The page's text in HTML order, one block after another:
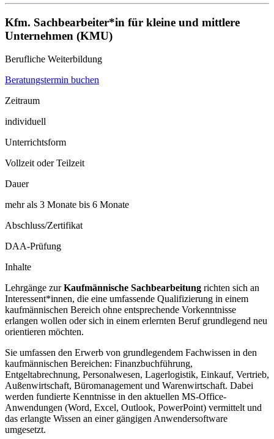
Kfm. Sachbearbeiter*in für kleine und mittlere
Unternehmen (KMU)
Berufliche Weiterbildung
Beratungstermin buchen
Zeitraum
individuell
Unterrichtsform
Vollzeit oder Teilzeit
Dauer
mehr als 3 Monate bis 6 Monate
Abschluss/Zertifikat
DAA-Prüfung
Inhalte
Lehrgänge zurKaufmännische Sachbearbeitung richten sich an
Interessent*innen, die eine umfassende Qualifizierung in einem
kaufmännischen Bereich ohne entsprechende Vorkenntnisse
erlangen wollen oder sich in einem erlernten Beruf grundlegend neu
orientieren möchten.
Sie umfassen den Erwerb von grundlegendem Fachwissen in den
kaufmännischen Bereichen: Finanzbuchführung,
Entgeltabrechnung, Personalwesen, Lagerlogistik, Einkauf, Vertrieb,
Außenwirtschaft, Büromanagement und Warenwirtschaft. Dabei
werden fundierte Kenntnisse in den aktuellen MS-Office-
Anwendungen (Word, Excel, Outlook, PowerPoint) vermittelt und
das erlangte Wissen an einer gängigen Anwendersoftware
umgesetzt.